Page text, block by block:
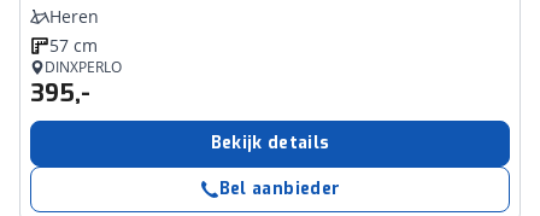
Heren
57 cm
DINXPERLO
395,-
Bekijk details
Bel aanbieder